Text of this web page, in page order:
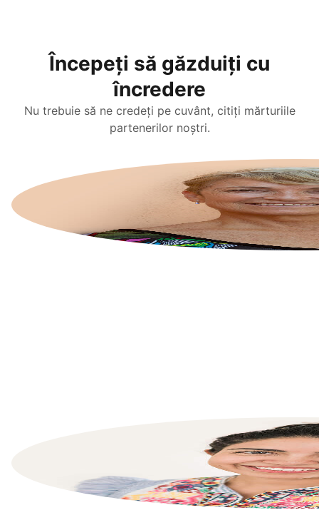
Începeți să găzduiți cu
încredere
Nu trebuie să ne credeți pe cuvânt, citiți mărturiile
partenerilor noștri.